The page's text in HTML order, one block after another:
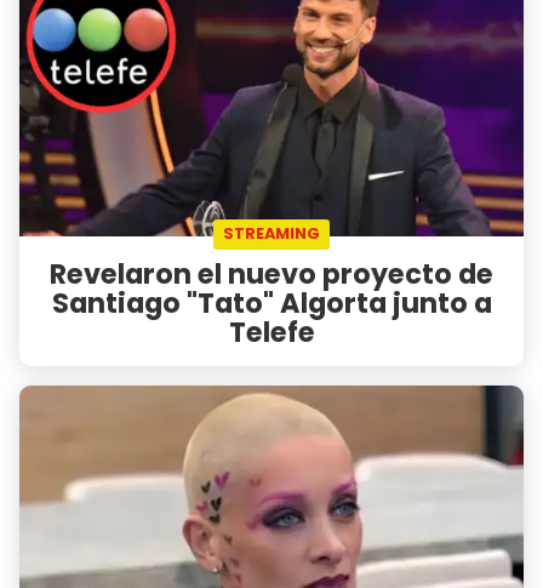
STREAMING
Revelaron el nuevo proyecto de
Santiago "Tato" Algorta junto a
Telefe